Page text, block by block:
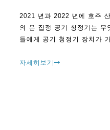
2021 년과 2022 년에 호주
의 온 집정 공기 청정기는 무
들에게 공기 청정기 장치가
사람들이 있습니다.
자세히보기